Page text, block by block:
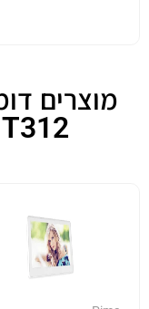
מוצרים
T312 עם או בלי WIFI